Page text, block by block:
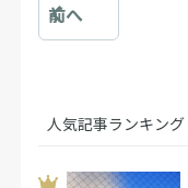
前へ
人気記事ランキング